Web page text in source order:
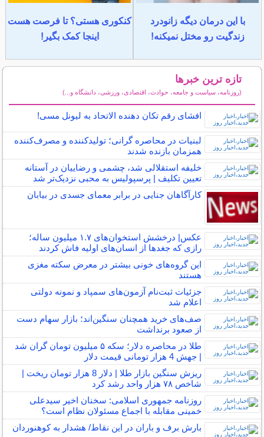
با این درمان دیگه زانودرد
زندگیت رو مختل نمیکنه!
کنکوری هستی؟ تا فرصت هست
اینجا کمک بگیر!
تازه ترین خبرها
(روزنامه، سیاست و جامعه، حوادث، اقتصادی، ورزشی، دانشگاه و...)
افشای رقم تکان دهنده الاتحاد به لیونل مسی!
لبنیات در محاصره گرانی؛ تولیدکننده و مصرف‌کننده
همزمان بازنده شدند
خلیفه استقلالی شد، چشمی و رضاییان در آستانه
تعیین تکلیف | پرسپولیس به محبی نزدیک‌تر شد
کارآگاهان جنایی در برابر معمای جسدی در بیابان
عکس| درخشش استخوان‌های ۱.۷ میلیون ساله؛
رازی که جغدها از انسان‌های اولیه فاش کردند
این گروه‌های خونی بیشتر در معرض سکته مغزی
هستند
جزئیات ثبت‌نام آزمون‌های سمپاد و نمونه دولتی
اعلام شد
صف‌های خرید همچنان سنگین‌اند؛ بازار سهام دست
از صعود برنداشت
طلا در محاصره دلار؛ سکه ۵ میلیون تومان گران شد
| جهش 4 هزار تومانی قیمت دلار
ریزش سنگین بازار طلا | دلار 8 هزار تومان ریخت |
شاخص ۷۸ هزار واحد رشد کرد
روزنامه جمهوری اسلامی: سخنان اخیر سیدعلی
خمینی مقابله با اجماع مسئولان نظام است؟
بارش برف و باران در این نقاط/ هشدار به کوهنوردان